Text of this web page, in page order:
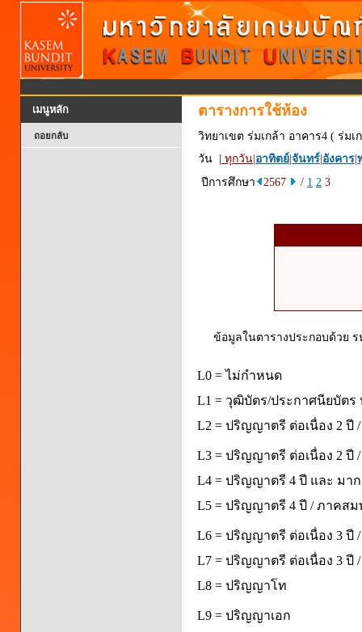
เมนูหลัก
ถอยกลับ
ตารางการใช้ห้อง
วิทยาเขต ร่มเกล้า อาคาร4 ( ร่มเ
วัน |
ทุกวัน อาทิตย์ จันทร์ อังคาร
ปีการศึกษา
2567 / 1 2 3
ข้อมูลในตารางประกอบด้วย
L0 = ไม่กำหนด
L1 = วุฒิบัตร/ประกาศนียบัตร
L2 = ปริญญาตรี ต่อเนื่อง 2 ปี
L3 = ปริญญาตรี ต่อเนื่อง 2 ปี
L4 = ปริญญาตรี 4 ปี และ มา
L5 = ปริญญาตรี 4 ปี / ภาคส
L6 = ปริญญาตรี ต่อเนื่อง 3 ปี
L7 = ปริญญาตรี ต่อเนื่อง 3 ปี
L8 = ปริญญาโท
L9 = ปริญญาเอก